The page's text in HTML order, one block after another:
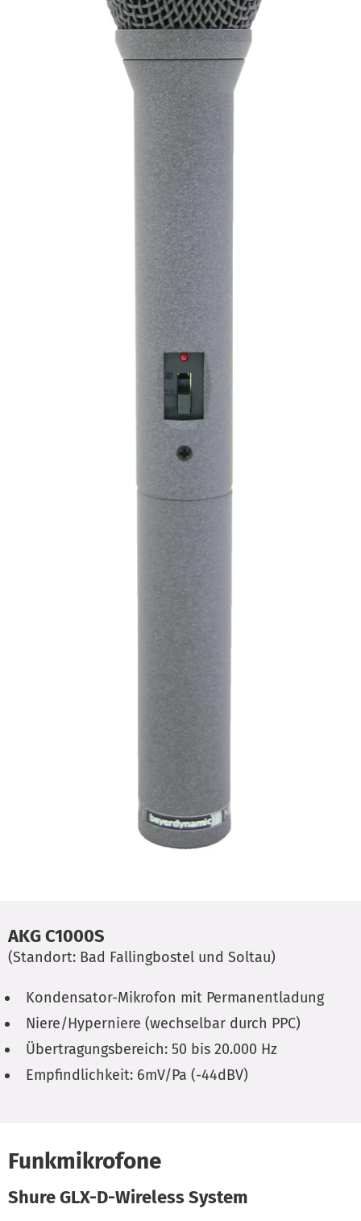
AKG C1000S
(Standort: Bad Fallingbostel und Soltau)
Kondensator-Mikrofon mit Permanentladung
Niere/Hyperniere (wechselbar durch PPC)
Übertragungsbereich: 50 bis 20.000 Hz
Empfindlichkeit: 6mV/Pa (-44dBV)
Funkmikrofone
Shure GLX-D-Wireless System